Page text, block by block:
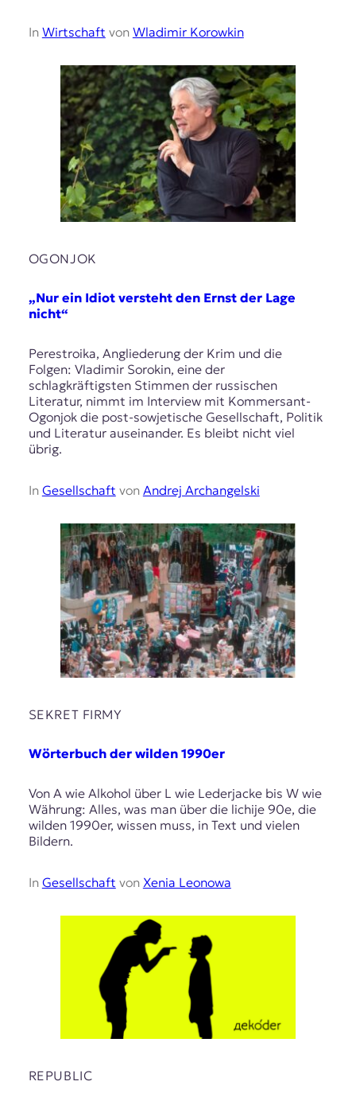
In Wirtschaft von Wladimir Korowkin
OGONJOK
„Nur ein Idiot versteht den Ernst der Lage
nicht“
Perestroika, Angliederung der Krim und die
Folgen: Vladimir Sorokin, eine der
schlagkräftigsten Stimmen der russischen
Literatur, nimmt im Interview mit Kommersant-
Ogonjok die post-sowjetische Gesellschaft, Politik
und Literatur auseinander. Es bleibt nicht viel
übrig.
In Gesellschaft von Andrej Archangelski
SEKRET FIRMY
Wörterbuch der wilden 1990er
Von A wie Alkohol über L wie Lederjacke bis W wie
Währung: Alles, was man über die lichije 90e, die
wilden 1990er, wissen muss, in Text und vielen
Bildern.
In Gesellschaft von Xenia Leonowa
REPUBLIC